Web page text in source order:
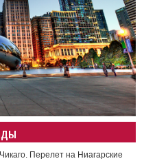
Перелет на Ниагарские